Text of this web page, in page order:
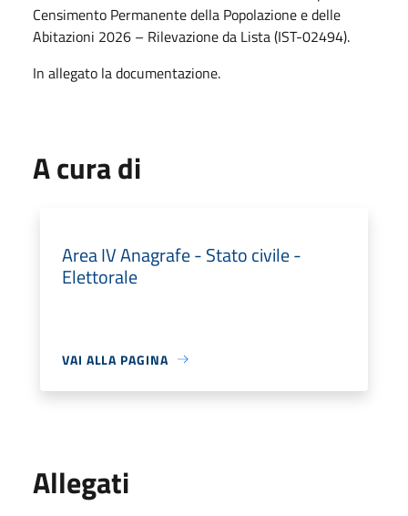
Censimento Permanente della Popolazione e delle
Abitazioni 2026 – Rilevazione da Lista (IST-02494).
In allegato la documentazione.
A cura di
Area IV Anagrafe - Stato civile -
Elettorale
VAI ALLA PAGINA
Allegati